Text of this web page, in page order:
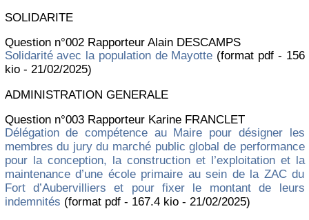
SOLIDARITE
Question n°002 Rapporteur Alain DESCAMPS
Solidarité avec la population de Mayotte (format pdf - 156
kio - 21/02/2025)
ADMINISTRATION GENERALE
Question n°003 Rapporteur Karine FRANCLET
Délégation de compétence au Maire pour désigner les
membres du jury du marché public global de performance
pour la conception, la construction et l’exploitation et la
maintenance d’une école primaire au sein de la ZAC du
Fort d’Aubervilliers et pour fixer le montant de leurs
indemnités (format pdf - 167.4 kio - 21/02/2025)